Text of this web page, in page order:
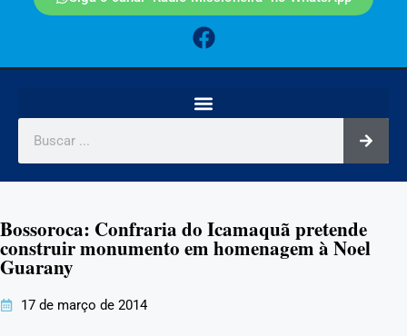
Bossoroca: Confraria do Icamaquã pretende
construir monumento em homenagem à Noel
Guarany
17 de março de 2014